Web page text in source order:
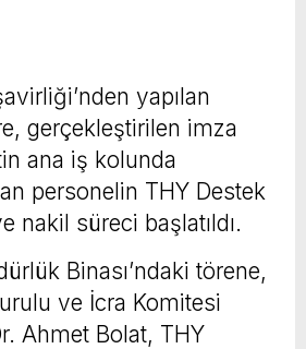
yapılan
gerçekleştirilen imza
ana iş kolunda
personelin THY Destek
nakil süreci başlatıldı.
Binası’ndaki törene,
ve İcra Komitesi
Ahmet Bolat, THY